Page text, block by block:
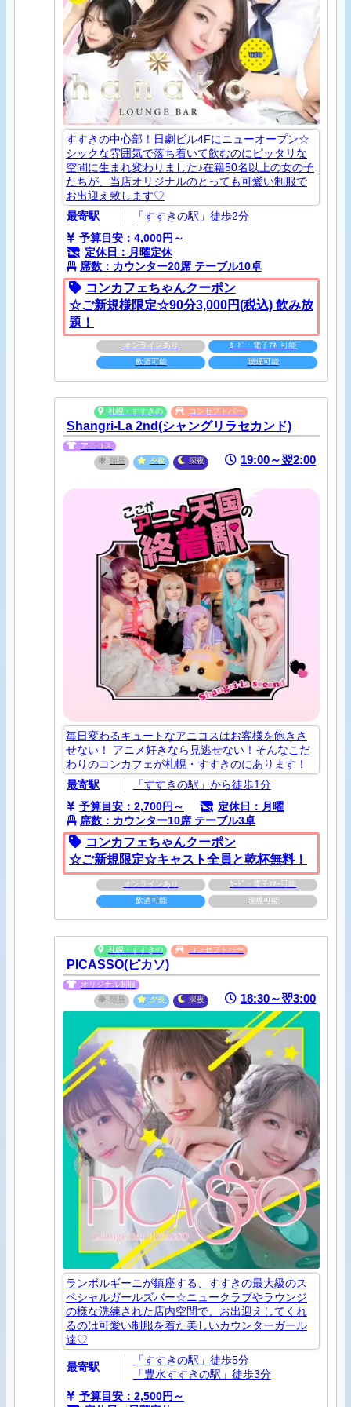
すすきの中心部！日劇ビル4Fにニューオープン☆
シックな雰囲気で落ち着いて飲むのにピッタリな
空間に生まれ変わりました♪在籍50名以上の女の子
たちが、当店オリジナルのとっても可愛い制服で
お出迎え致します♡
最寄駅
「すすきの駅」徒歩2分
予算目安：4,000円～
定休日：月曜定休
席数：カウンター20席 テーブル10卓
コンカフェちゃんクーポン
☆ご新規様限定☆90分3,000円(​税​込​)​ ​飲​み​放​
題！
オンラインあり
ｶｰﾄﾞ・電子ﾏﾈｰ可能
飲酒可能
喫煙可能
札幌・すすきの コンセプトバー
Shangri-La 2nd(シャングリラセカンド)
アニコス
朝昼
夕夜 深夜 19:00～翌2:00
毎日変わるキュートなアニコスはお客様を飽きさ
せない！ アニメ好きなら見逃せない！そんなこだ
わりのコンカフェが札幌・すすきのにあります！
最寄駅
「すすきの駅」から徒歩1分
予算目安：2,700円～
定休日：月曜
席数：カウンター10席 テーブル3卓
コンカフェちゃんクーポン
☆ご新規限定☆キャスト全員と乾杯無料！
オンラインあり
ｶｰﾄﾞ・電子ﾏﾈｰ可能
飲酒可能
喫煙可能
札幌・すすきの コンセプトバー
PICASSO(ピカソ)
オリジナル制服
朝昼
夕夜 深夜 18:30～翌3:00
ランボルギーニが鎮座する、すすきの最大級のス
ペシャルガールズバー☆ニュークラブやラウンジ
の様な洗練された店内空間で、お出迎えしてくれ
るのは可愛い制服を着た美しいカウンターガール
達♡
最寄駅
「すすきの駅」徒歩5分
「豊水すすきの駅」徒歩3分
予算目安：2,500円～